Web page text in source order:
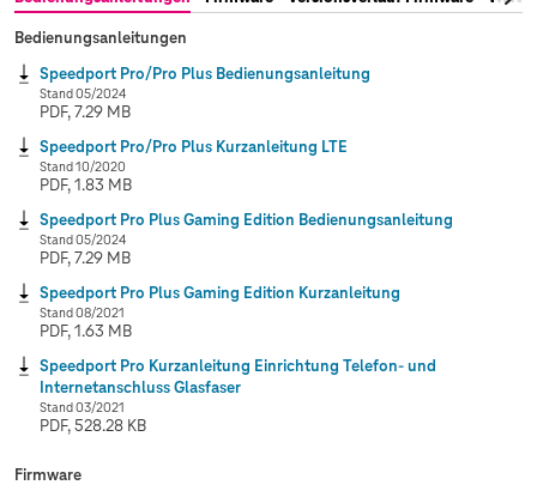
Bedienungsanleitungen
Speedport Pro/Pro Plus Bedienungsanleitung
Stand 05/2024
PDF, 7.29 MB
Speedport Pro/Pro Plus Kurzanleitung LTE
Stand 10/2020
PDF, 1.83 MB
Speedport Pro Plus Gaming Edition Bedienungsanleitung
Stand 05/2024
PDF, 7.29 MB
Speedport Pro Plus Gaming Edition Kurzanleitung
Stand 08/2021
PDF, 1.63 MB
Speedport Pro Kurzanleitung Einrichtung Telefon- und
Internetanschluss Glasfaser
Stand 03/2021
PDF, 528.28 KB
Firmware